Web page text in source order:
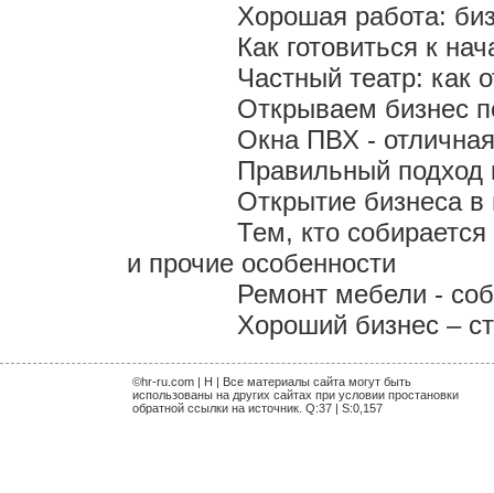
Хорошая работа:
Как готовиться к
Частный театр: как
Открываем бизнес
Окна ПВХ -
Правильный подход
Открытие бизнеса
Тем, кто собирается
и прочие особенности
Ремонт мебели -
Хороший бизнес –
©hr-ru.com | H | Все материалы сайта могут быть
использованы на других сайтах при условии простановки
обратной ссылки на источник. Q:37 | S:0,157